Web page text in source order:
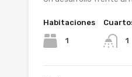
Habitaciones
1 1